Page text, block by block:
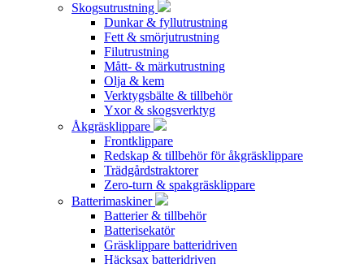
Skogsutrustning
Dunkar & fyllutrustning
Fett & smörjutrustning
Filutrustning
Mått- & märkutrustning
Olja & kem
Verktygsbälte & tillbehör
Yxor & skogsverktyg
Åkgräsklippare
Frontklippare
Redskap & tillbehör för åkgräsklippare
Trädgårdstraktorer
Zero-turn & spakgräsklippare
Batterimaskiner
Batterier & tillbehör
Batterisekatör
Gräsklippare batteridriven
Häcksax batteridriven